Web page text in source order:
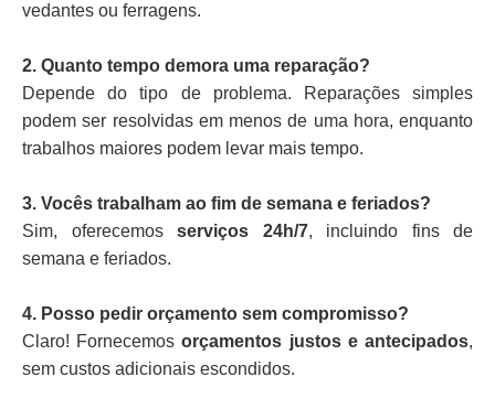
vedantes ou ferragens.
2. Quanto tempo demora uma reparação?
Depende do tipo de problema. Reparações simples
podem ser resolvidas em menos de uma hora, enquanto
trabalhos maiores podem levar mais tempo.
3. Vocês trabalham ao fim de semana e feriados?
Sim, oferecemos serviços 24h/7, incluindo fins de
semana e feriados.
4. Posso pedir orçamento sem compromisso?
Claro! Fornecemosorçamentos justos e antecipados,
sem custos adicionais escondidos.